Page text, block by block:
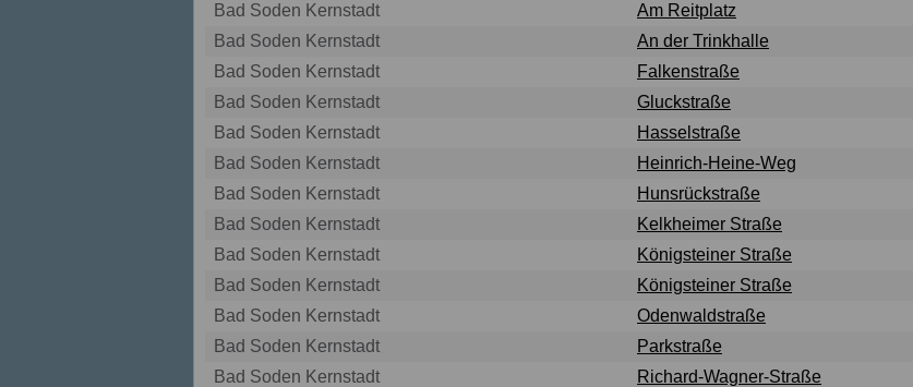
Bad Soden Kernstadt
Am Reitplatz
Bad Soden Kernstadt
An der Trinkhalle
Bad Soden Kernstadt
Falkenstraße
Bad Soden Kernstadt
Gluckstraße
Bad Soden Kernstadt
Hasselstraße
Bad Soden Kernstadt
Heinrich-Heine-Weg
Bad Soden Kernstadt
Hunsrückstraße
Bad Soden Kernstadt
Kelkheimer Straße
Bad Soden Kernstadt
Königsteiner Straße
Bad Soden Kernstadt
Königsteiner Straße
Bad Soden Kernstadt
Odenwaldstraße
Bad Soden Kernstadt
Parkstraße
Bad Soden Kernstadt
Richard-Wagner-Straße